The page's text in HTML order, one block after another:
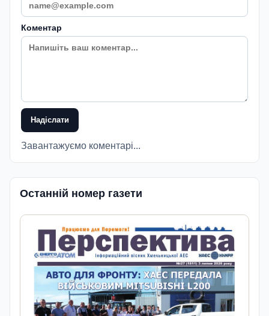
Коментар
Надіслати
Завантажуємо коментарі...
Останній номер газети